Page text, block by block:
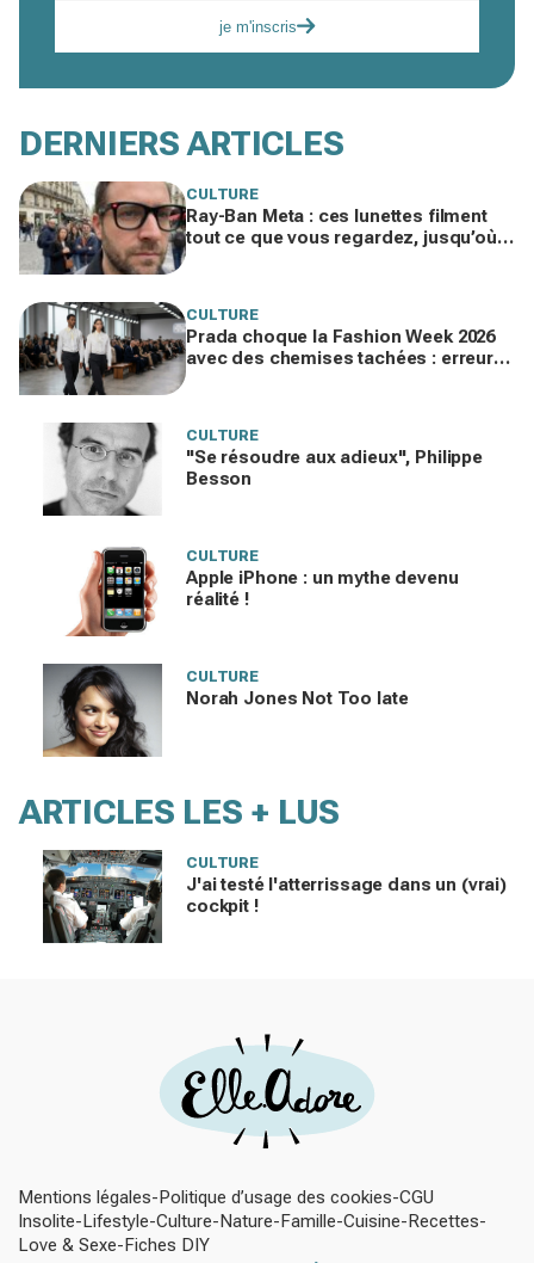
je m'inscris
DERNIERS ARTICLES
CULTURE
Ray-Ban Meta : ces lunettes filment
tout ce que vous regardez, jusqu’où
CULTURE
Prada choque la Fashion Week 2026
avec des chemises tachées : erreur
CULTURE
"Se résoudre aux adieux", Philippe
Besson
CULTURE
Apple iPhone : un mythe devenu
réalité !
CULTURE
Norah Jones Not Too late
ARTICLES LES + LUS
CULTURE
J'ai testé l'atterrissage dans un (vrai)
cockpit !
Mentions légales Politique d’usage des cookies CGU
Insolite Lifestyle Culture Nature Famille Cuisine Recettes
Love & Sexe Fiches DIY